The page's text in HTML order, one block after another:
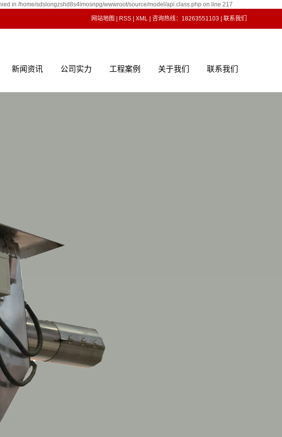
in /home/sdslongzshd8s4lmosnpg/wwwroot/source/model/api.class.php on line 217
网站地图 RSS XML | 咨询热线：18263551103 | 联系我们
新闻资讯 公司实力 工程案例 关于我们 联系我们